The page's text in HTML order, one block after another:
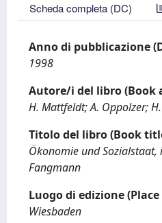
Scheda completa (DC)
Anno di pubblicazione
1998
Autore/i del libro (Book
H. Mattfeldt; A. Oppolzer;
Titolo del libro (Book
Ökonomie und
Fangmann
Luogo di edizione
Wiesbaden